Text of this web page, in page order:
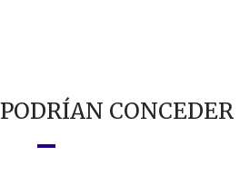
CONCEDER